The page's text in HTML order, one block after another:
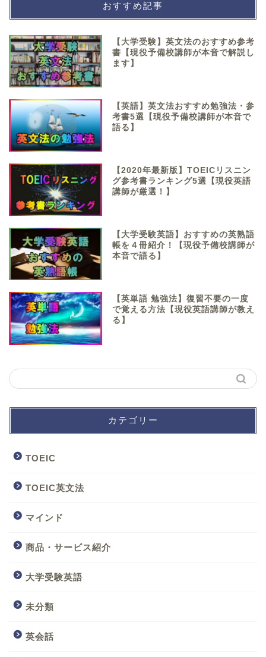
おすすめ記事
【大学受験】英文法のおすすめ参考
書【現役予備校講師が本音で解説し
ます】
【英語】英文法おすすめ勉強法・参
考書5選【現役予備校講師が本音で
語る】
【2020年最新版】TOEICリスニン
グ参考書ランキング5選【現役英語
講師が厳選！】
【大学受験英語】おすすめの英熟語
帳を４冊紹介！【現役予備校講師が
本音で語る】
【英単語 勉強法】復習不要の一度
で覚える方法【現役英語講師が教え
る】
カテゴリー
TOEIC
TOEIC英文法
マインド
商品・サービス紹介
大学受験英語
未分類
英会話